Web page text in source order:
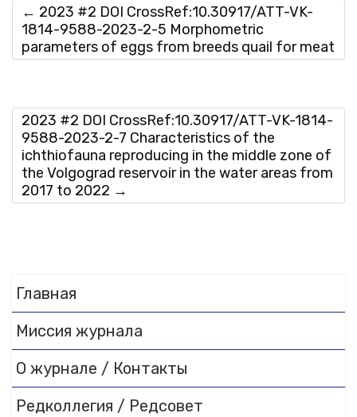
← 2023 #2 DOI CrossRef:10.30917/ATT-VK-
1814-9588-2023-2-5 Morphometric
parameters of eggs from breeds quail for meat
2023 #2 DOI CrossRef:10.30917/ATT-VK-1814-
9588-2023-2-7 Characteristics of the
ichthiofauna reproducing in the middle zone of
the Volgograd reservoir in the water areas from
2017 to 2022 →
Главная
Миссия журнала
О журнале / Контакты
Редколлегия / Редсовет